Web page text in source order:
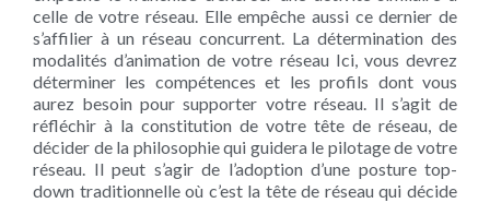
celle de votre réseau. Elle empêche aussi ce dernier de
s’affilier à un réseau concurrent. La détermination des
modalités d’animation de votre réseau Ici, vous devrez
déterminer les compétences et les profils dont vous
aurez besoin pour supporter votre réseau. Il s’agit de
réfléchir à la constitution de votre tête de réseau, de
décider de la philosophie qui guidera le pilotage de votre
réseau. Il peut s’agir de l’adoption d’une posture top-
down traditionnelle où c’est la tête de réseau qui décide